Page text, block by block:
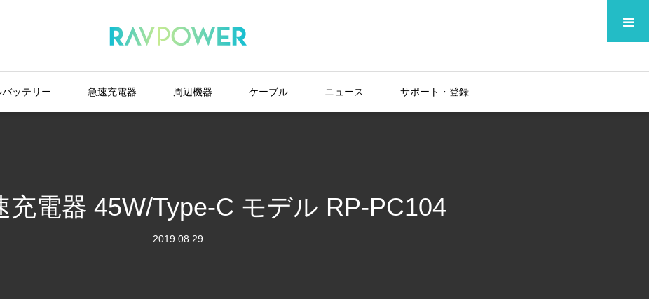
ッテリー 急速充電器 周辺機器 ケーブル ニュース サポート・登録
充電器 45W/Type-C モデル RP-PC104
2019.08.29